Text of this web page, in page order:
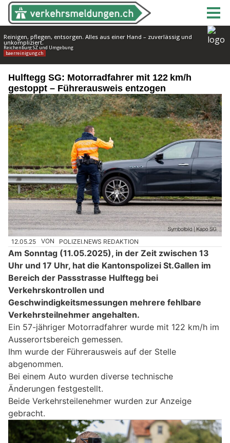
Hulftegg SG: Motorradfahrer mit 122 km/h
gestoppt – Führerausweis entzogen
12.05.25 VON POLIZEI.NEWS REDAKTION
Am Sonntag (11.05.2025), in der Zeit zwischen 13
Uhr und 17 Uhr, hat die Kantonspolizei St.Gallen im
Bereich der Passstrasse Hulftegg bei
Verkehrskontrollen und
Geschwindigkeitsmessungen mehrere fehlbare
Verkehrsteilnehmer angehalten.
Ein 57-jähriger Motorradfahrer wurde mit 122 km/h im
Ausserortsbereich gemessen.
Ihm wurde der Führerausweis auf der Stelle
abgenommen.
Bei einem Auto wurden diverse technische
Änderungen festgestellt.
Beide Verkehrsteilenehmer wurden zur Anzeige
gebracht.